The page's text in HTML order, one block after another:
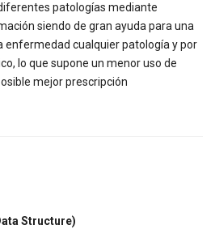
patologías mediante
siendo de gran ayuda para una
enfermedad cualquier patología y por
lo que supone un menor uso de
mejor prescripción
Structure)